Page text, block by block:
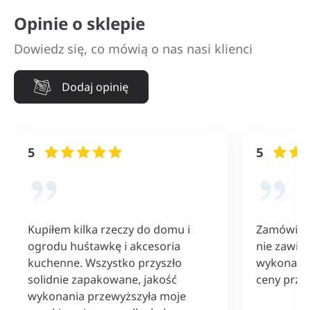
Opinie o sklepie
Dowiedz się, co mówią o nas nasi klienci
Dodaj opinię
5
Kupiłem kilka rzeczy do domu i
ogrodu huśtawkę i akcesoria
kuchenne. Wszystko przyszło
solidnie zapakowane, jakość
wykonania przewyższyła moje
5
nie
ceny